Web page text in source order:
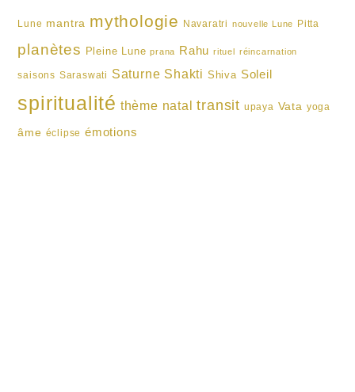
Lune mantra mythologie Navaratri nouvelle Lune Pitta
planètes Pleine Lune prana Rahu rituel réincarnation
saisons Saraswati Saturne Shakti Shiva Soleil
spiritualité thème natal transit upaya Vata yoga
âme éclipse émotions